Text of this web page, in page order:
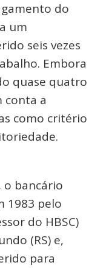
do
um
seis vezes
Embora
quase quatro
conta a
como critério
o bancário
1983 pelo
do HBSC)
(RS) e,
para